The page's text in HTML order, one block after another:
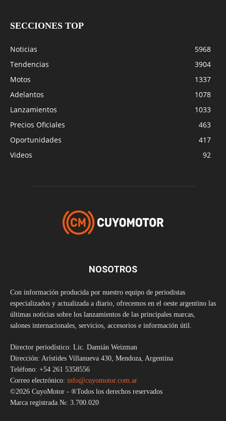
SECCIONES TOP
Noticias
5968
Tendencias
3904
Motos
1337
Adelantos
1078
Lanzamientos
1033
Precios Oficiales
463
Oportunidades
417
Videos
92
NOSOTROS
Con información producida por nuestro equipo de periodistas
especializados y actualizada a diario, ofrecemos en el oeste argentino las
últimas noticias sobre los lanzamientos de las principales marcas,
salones internacionales, servicios, accesorios e información útil.
Director periodístico: Lic. Damián Weizman
Dirección: Arístides Villanueva 430, Mendoza, Argentina
Teléfono: +54 261 5358556
Correo electrónico: info@cuyomotor.com.ar
©2026 CuyoMotor - ®Todos los derechos reservados
Marca registrada №: 3.700.020